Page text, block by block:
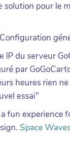
solution pour le
IP du serveur
par
heures rien
essai"
fun experience
Space